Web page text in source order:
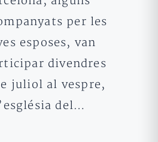
per les
esposes, van
divendres
juliol al vespre,
del…